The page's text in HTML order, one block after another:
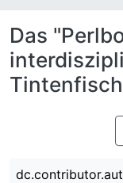
Das